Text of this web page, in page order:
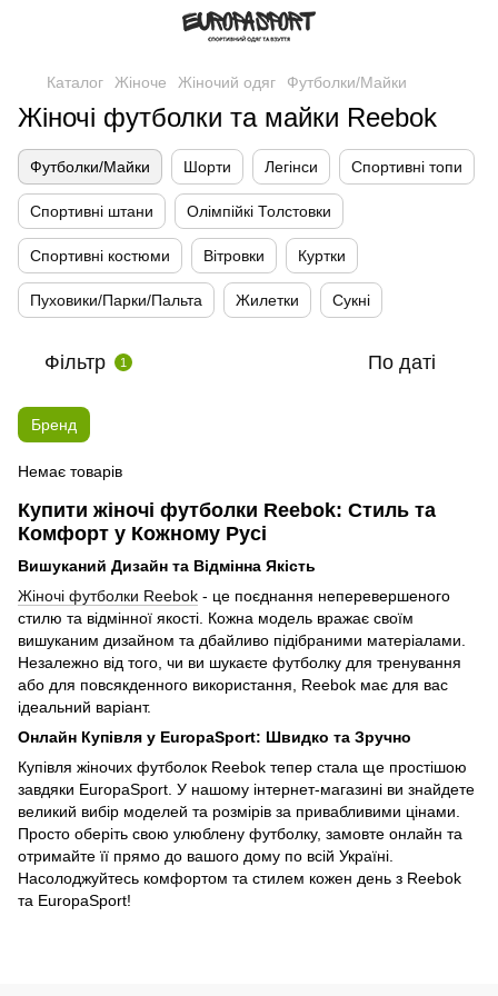
Каталог Жіноче Жіночий одяг Футболки/Майки
Жіночі футболки та майки Reebok
Футболки/Майки Шорти Легінси Спортивні топи
Спортивні штани Олімпійкі Толстовки
Спортивні костюми Вітровки Куртки
Пуховики/Парки/Пальта Жилетки Сукні
Фільтр 1 По даті
Бренд
Немає товарів
Купити жіночі футболки Reebok: Стиль та
Комфорт у Кожному Русі
Вишуканий Дизайн та Відмінна Якість
Жіночі футболки Reebok - це поєднання неперевершеного
стилю та відмінної якості. Кожна модель вражає своїм
вишуканим дизайном та дбайливо підібраними матеріалами.
Незалежно від того, чи ви шукаєте футболку для тренування
або для повсякденного використання, Reebok має для вас
ідеальний варіант.
Онлайн Купівля у EuropaSport: Швидко та Зручно
Купівля жіночих футболок Reebok тепер стала ще простішою
завдяки EuropaSport. У нашому інтернет-магазині ви знайдете
великий вибір моделей та розмірів за привабливими цінами.
Просто оберіть свою улюблену футболку, замовте онлайн та
отримайте її прямо до вашого дому по всій Україні.
Насолоджуйтесь комфортом та стилем кожен день з Reebok
та EuropaSport!